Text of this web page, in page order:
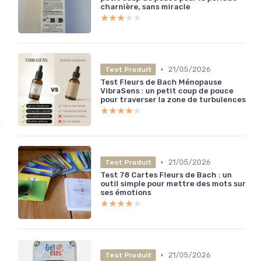
charnière, sans miracle
★★★★★
★★★★★
Test Produit •
21/05/2026
Test Fleurs de Bach Ménopause
VibraSens : un petit coup de pouce
pour traverser la zone de turbulences
★★★★★
★★★★★
Test Produit •
21/05/2026
Test 78 Cartes Fleurs de Bach : un
outil simple pour mettre des mots sur
ses émotions
★★★★★
★★★★★
Test Produit •
21/05/2026